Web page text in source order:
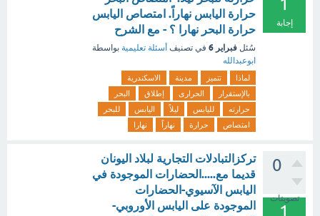
1
إجابة
حرارة اليابس نهاراً. امتصاص اليابس
حرارة البحر نهارا ؟ - مع الشرح
سُئل فبراير 6 في تصنيف أسئلة تعليمية بواسطة
ابوعبدالله
لماذا تتميز مدينة
الاسكندرية
بالإستقرار
الحرارى إطلاق
البحر
حرارته
لليابس ليلاً اليابس
للبحر
امتصاص
حرارة نهاراً نهارا
0
تصويتات
1
تركزالتبادلات التجارية لبلاد اليونان
قديما مع.....الحضارات الموجودة في
اليابس الآسيوي-الحضارات
الموجودة على اليابس الأوروبي-